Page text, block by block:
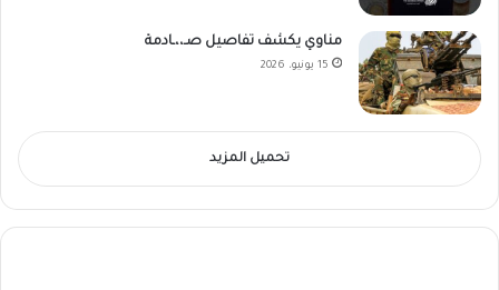
مناوي يكشف تفاصيل صـ،،ـادمة
15 يونيو، 2026
تحميل المزيد